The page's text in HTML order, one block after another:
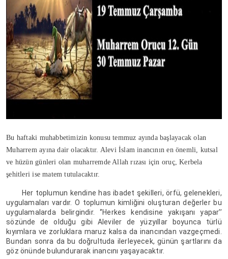
Bu haftaki muhabbetimizin konusu temmuz ayında başlayacak olan
Muharrem ayına dair olacaktır. Alevi İslam inancının en önemli, kutsal
ve hüzün günleri olan muharremde Allah rızası için oruç, Kerbela
şehitleri ise matem tutulacaktır.
Her toplumun kendine has ibadet şekilleri, örfü, gelenekleri,
uygulamaları vardır. O toplumun kimliğini oluşturan değerler bu
uygulamalarda belirgindir. ‘’Herkes kendisine yakışanı yapar’’
sözünde de olduğu gibi Aleviler de yüzyıllar boyunca türlü
kıyımlara ve zorluklara maruz kalsa da inancından vazgeçmedi.
Bundan sonra da bu doğrultuda ilerleyecek, günün şartlarını da
göz önünde bulundurarak inancını yaşayacaktır.